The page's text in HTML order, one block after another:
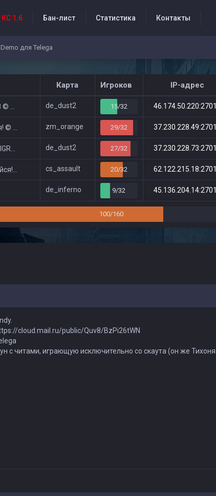
КС 1.6 Бан-лист Статистика Контакты
Demo для Telega
Карта Игроков IP-адрес
de_dust2 15/32
zm_orange 29/32
ツ █ de_dust2 27/32
cs_assault 20/32
de_inferno 9/32
100/160
cloud.mail.ru/public/Quv8/BzPi26tWN
с читами, играющую исключительно со скаута (он же